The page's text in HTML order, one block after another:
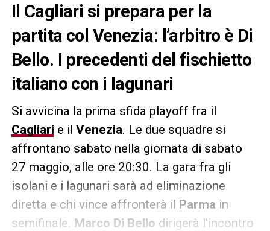
Il Cagliari si prepara per la
partita col Venezia: l’arbitro è Di
Bello. I precedenti del fischietto
italiano con i lagunari
Si avvicina la prima sfida playoff fra il
Cagliari e il Venezia. Le due squadre si
affrontano sabato nella giornata di sabato
27 maggio, alle ore 20:30. La gara fra gli
isolani e i lagunari sarà ad eliminazione
diretta e chi vince affronterà il Parma in
semifinale. Marco Di Bello dirigerà l’incontro